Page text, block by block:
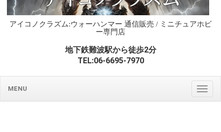
アイコノクラズム:ウォーハンマー 通信販売 / ミニチュアホビ
ー専門店
地下鉄難波駅から徒歩2分
TEL:06-6695-7970
MENU